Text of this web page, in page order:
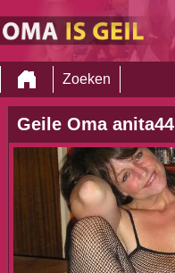
Zoeken
Geile Oma anita44